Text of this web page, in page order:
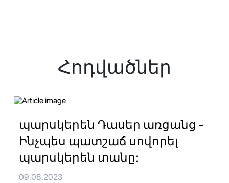
Հոդվածներ
պարսկերեն Դասեր առցանց -
Ինչպես պատշաճ սովորել
պարսկերեն տանը:
09.08.2023